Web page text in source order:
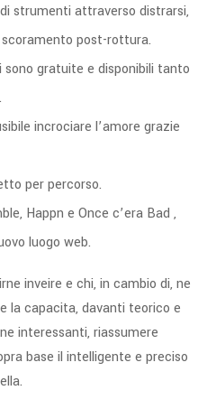
strumenti attraverso distrarsi,
post-rottura.
gratuite e disponibili tanto
incrociare l’amore grazie
per percorso.
Happn e Once c’era Bad ,
luogo web.
inveire e chi, in cambio di, ne
la capacita, davanti teorico e
interessanti, riassumere
base il intelligente e preciso